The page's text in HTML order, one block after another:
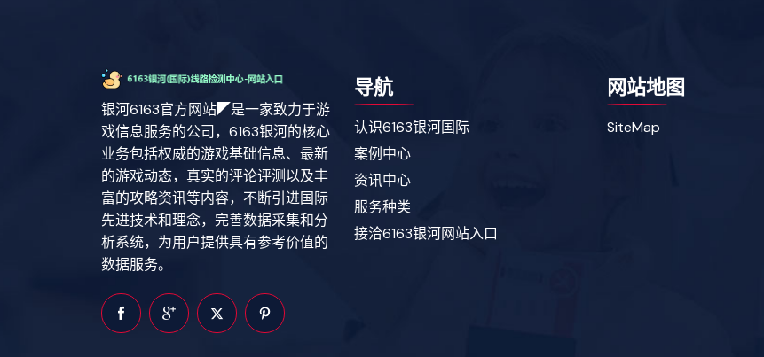
银河6163官方网站◤是一家致力于游
戏信息服务的公司，6163银河的核心
业务包括权威的游戏基础信息、最新
的游戏动态，真实的评论评测以及丰
富的攻略资讯等内容，不断引进国际
先进技术和理念，完善数据采集和分
析系统，为用户提供具有参考价值的
数据服务。
导航
认识6163银河国际
案例中心
资讯中心
服务种类
接洽6163银河网站入口
网站地图
SiteMap